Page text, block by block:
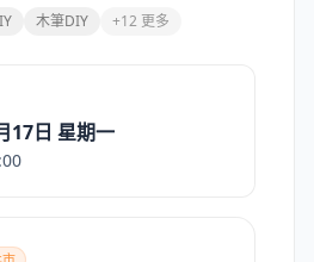
木筆DIY +12 更多
17日 星期一